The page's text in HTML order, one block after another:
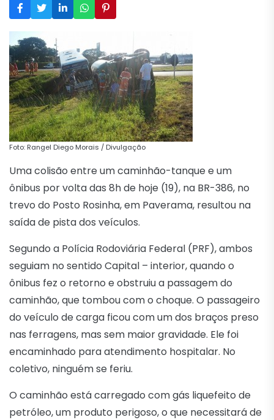
Foto: Rangel Diego Morais / Divulgação
Uma colisão entre um caminhão-tanque e um
ônibus por volta das 8h de hoje (19), na BR-386, no
trevo do Posto Rosinha, em Paverama, resultou na
saída de pista dos veículos.
Segundo a Polícia Rodoviária Federal (PRF), ambos
seguiam no sentido Capital – interior, quando o
ônibus fez o retorno e obstruiu a passagem do
caminhão, que tombou com o choque. O passageiro
do veículo de carga ficou com um dos braços preso
nas ferragens, mas sem maior gravidade. Ele foi
encaminhado para atendimento hospitalar. No
coletivo, ninguém se feriu.
O caminhão está carregado com gás liquefeito de
petróleo, um produto perigoso, o que necessitará de